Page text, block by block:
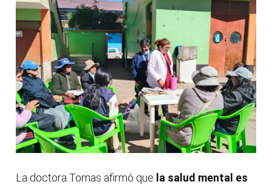
La doctora Tomas afirmó que la salud mental es